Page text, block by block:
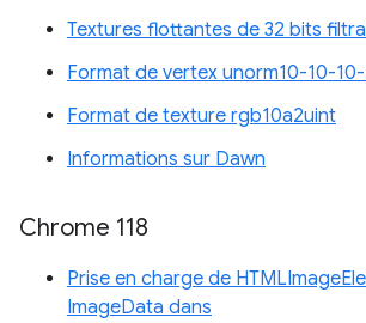
Textures flottantes de 32 bits
Format de vertex unorm10-10-
Format de texture rgb10a2uint
Informations sur Dawn
Chrome 118
Prise en charge de
ImageData dans